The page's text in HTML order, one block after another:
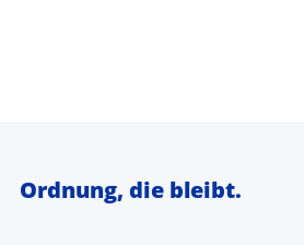
Ordnung, die bleibt.